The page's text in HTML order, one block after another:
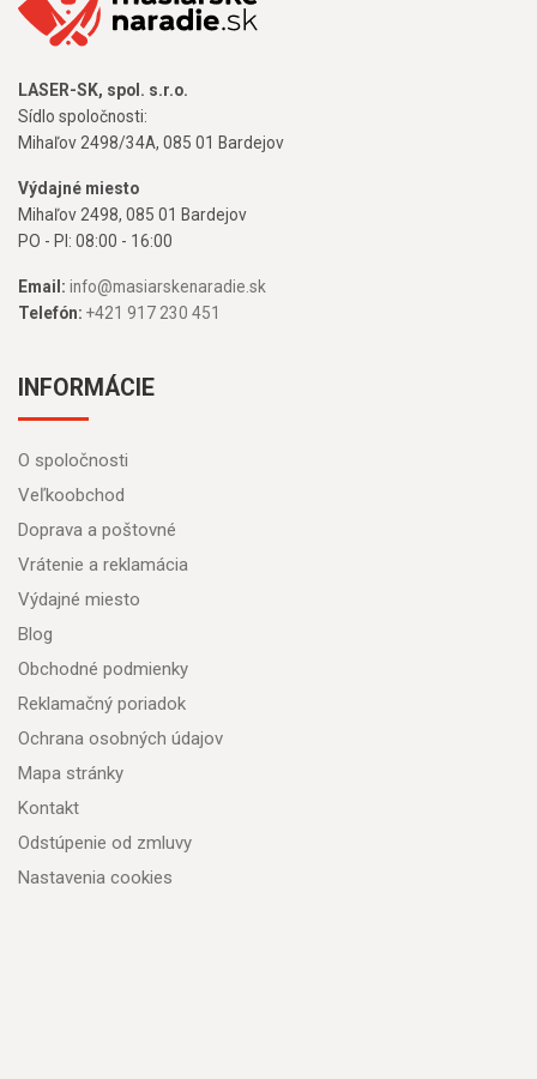
LASER-SK, spol. s.r.o.
Sídlo spoločnosti:
Mihaľov 2498/34A, 085 01 Bardejov
Výdajné miesto
Mihaľov 2498, 085 01 Bardejov
PO - PI: 08:00 - 16:00
Email: info@masiarskenaradie.sk
Telefón: +421 917 230 451
INFORMÁCIE
O spoločnosti
Veľkoobchod
Doprava a poštovné
Vrátenie a reklamácia
Výdajné miesto
Blog
Obchodné podmienky
Reklamačný poriadok
Ochrana osobných údajov
Mapa stránky
Kontakt
Odstúpenie od zmluvy
Nastavenia cookies